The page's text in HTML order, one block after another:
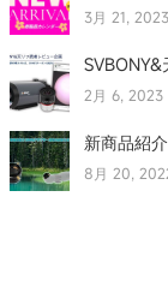
3月 21, 2023
2月 6, 2023
新商品紹
8月 20,